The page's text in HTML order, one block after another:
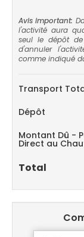
Avis important:
l'activité aura
seul le dépôt de
d'annuler
comme indiqué
Transport
Dépôt
Montant Dû -
Direct au
Total